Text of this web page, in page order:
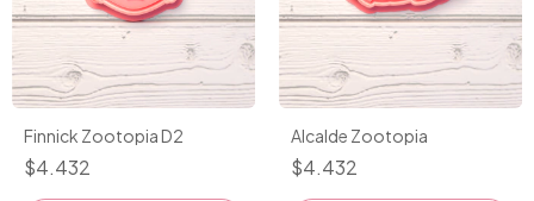
Finnick Zootopia D2
$4.432
Alcalde Zootopia
$4.432